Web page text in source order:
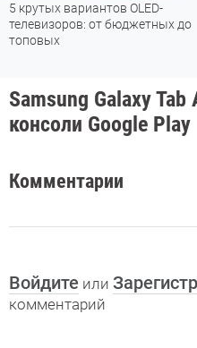
до
Обзор телевизора
LED50BU7011: хорошее
качество по
Samsung Galaxy Tab
консоли Google Play
Комментарии
Войдите или
комментарий